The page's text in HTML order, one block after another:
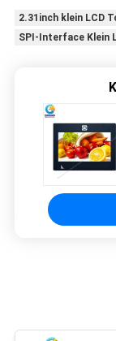
2.31inch klein LCD
SPI-Interface Klein